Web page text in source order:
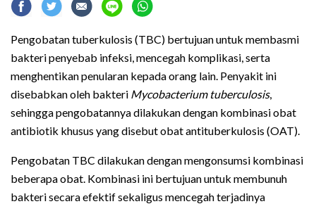
Pengobatan tuberkulosis (TBC) bertujuan untuk membasmi
bakteri penyebab infeksi, mencegah komplikasi, serta
menghentikan penularan kepada orang lain. Penyakit ini
disebabkan oleh bakteri Mycobacterium tuberculosis,
sehingga pengobatannya dilakukan dengan kombinasi obat
antibiotik khusus yang disebut obat antituberkulosis (OAT).
Pengobatan TBC dilakukan dengan mengonsumsi kombinasi
beberapa obat. Kombinasi ini bertujuan untuk membunuh
bakteri secara efektif sekaligus mencegah terjadinya